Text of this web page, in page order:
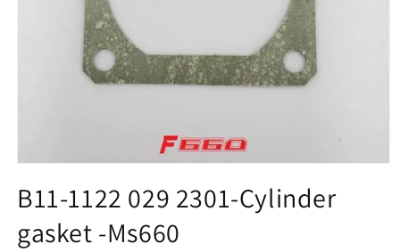
สื่อ
1
โม
B11-1122 029 2301-Cylinder
gasket -Ms660